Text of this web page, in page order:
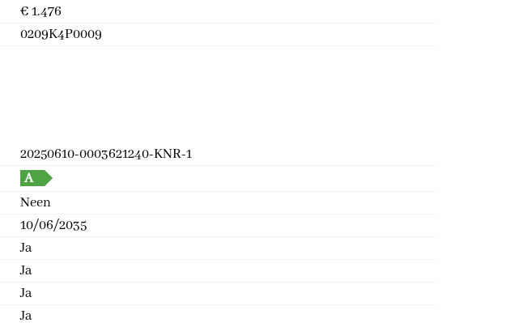
€ 1.476
0209K4P0009
20250610-0003621240-KNR-1
A
Neen
10/06/2035
Ja
Ja
Ja
Ja